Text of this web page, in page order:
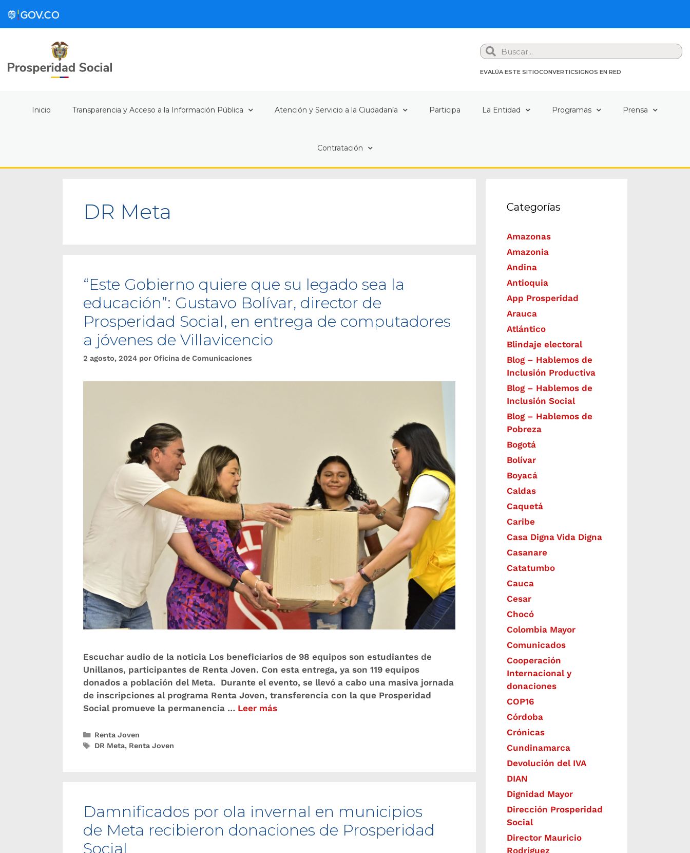
Search
EVALÚA ESTE SITIOCONVERTICSIGNOS EN RED
Inicio Transparencia y Acceso a la Información Pública Atención y Servicio a la Ciudadanía Participa La Entidad Programas Prensa
Contratación
DR Meta
“Este Gobierno quiere que su legado sea la
educación”: Gustavo Bolívar, director de
Prosperidad Social, en entrega de computadores
a jóvenes de Villavicencio
2 agosto, 2024 por Oficina de Comunicaciones
Escuchar audio de la noticia Los beneficiarios de 98 equipos son estudiantes de
Unillanos, participantes de Renta Joven. Con esta entrega, ya son 119 equipos
donados a población del Meta. Durante el evento, se llevó a cabo una masiva jornada
de inscripciones al programa Renta Joven, transferencia con la que Prosperidad
Social promueve la permanencia … Leer más
Renta Joven
DR Meta, Renta Joven
Damnificados por ola invernal en municipios
de Meta recibieron donaciones de Prosperidad
Social
Categorías
Amazonas
Amazonia
Andina
Antioquia
App Prosperidad
Arauca
Atlántico
Blindaje electoral
Blog – Hablemos de
Inclusión Productiva
Blog – Hablemos de
Inclusión Social
Blog – Hablemos de
Pobreza
Bogotá
Bolívar
Boyacá
Caldas
Caquetá
Caribe
Casa Digna Vida Digna
Casanare
Catatumbo
Cauca
Cesar
Chocó
Colombia Mayor
Comunicados
Cooperación
Internacional y
donaciones
COP16
Córdoba
Crónicas
Cundinamarca
Devolución del IVA
DIAN
Dignidad Mayor
Dirección Prosperidad
Social
Director Mauricio
Rodríguez